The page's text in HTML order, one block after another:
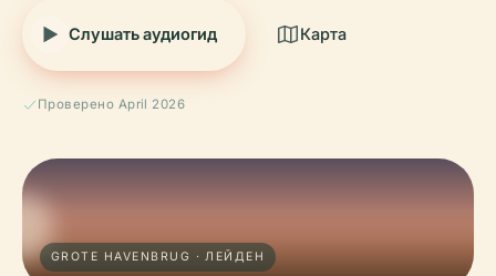
Слушать аудиогид Карта
Проверено April 2026
GROTE HAVENBRUG · ЛЕЙДЕН